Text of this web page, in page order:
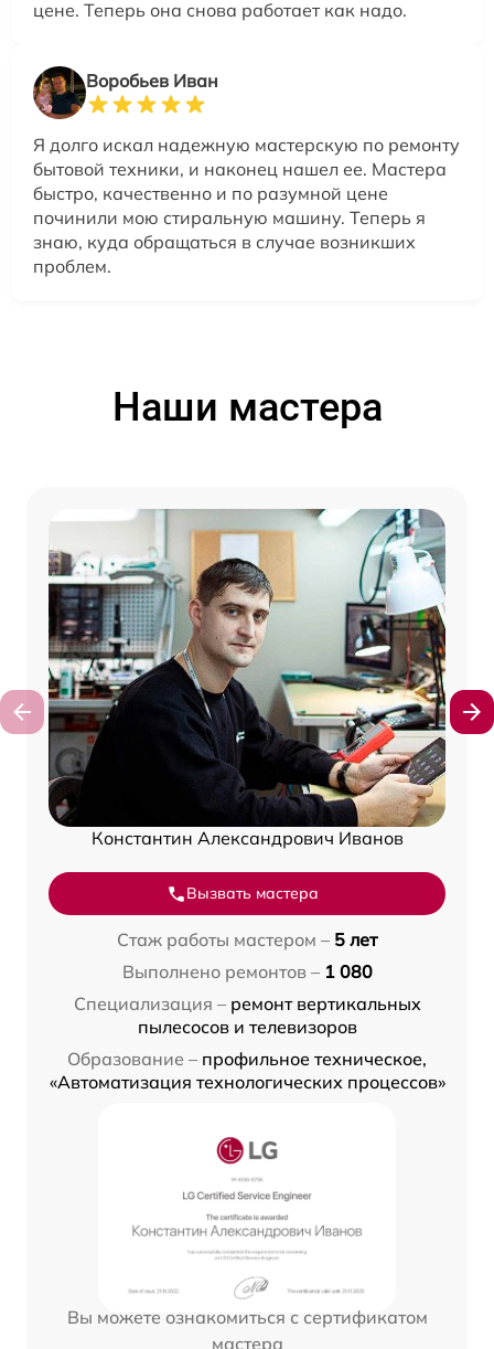
цене. Теперь она снова работает как надо.
Воробьев Иван
Я долго искал надежную мастерскую по ремонту
бытовой техники, и наконец нашел ее. Мастера
быстро, качественно и по разумной цене
починили мою стиральную машину. Теперь я
знаю, куда обращаться в случае возникших
проблем.
Наши мастера
Константин Александрович Иванов
Вызвать мастера
Стаж работы мастером – 5 лет
Выполнено ремонтов – 1 080
Специализация – ремонт вертикальных
пылесосов и телевизоров
Образование – профильное техническое,
«Автоматизация технологических процессов»
Вы можете ознакомиться с сертификатом
мастера